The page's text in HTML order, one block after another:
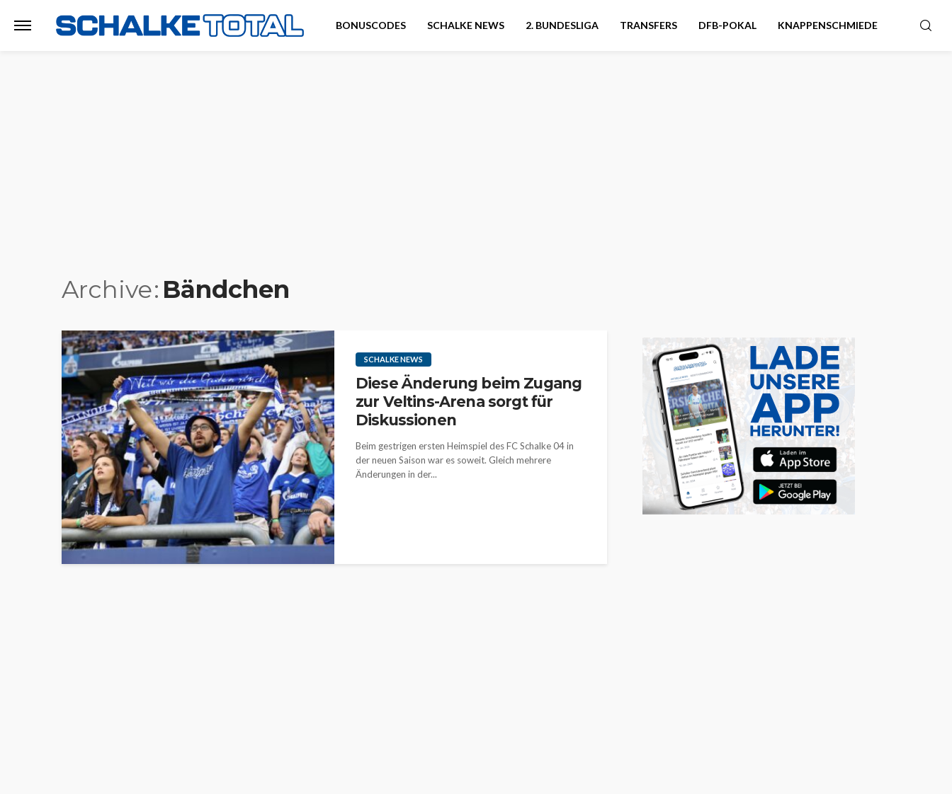
BONUSCODES SCHALKE NEWS 2. BUNDESLIGA TRANSFERS DFB-POKAL KNAPPENSCHMIEDE
Archive Bändchen
SCHALKE NEWS
Diese Änderung beim Zugang
zur Veltins-Arena sorgt für
Diskussionen
Beim gestrigen ersten Heimspiel des FC Schalke 04 in
der neuen Saison war es soweit. Gleich mehrere
Änderungen in der...